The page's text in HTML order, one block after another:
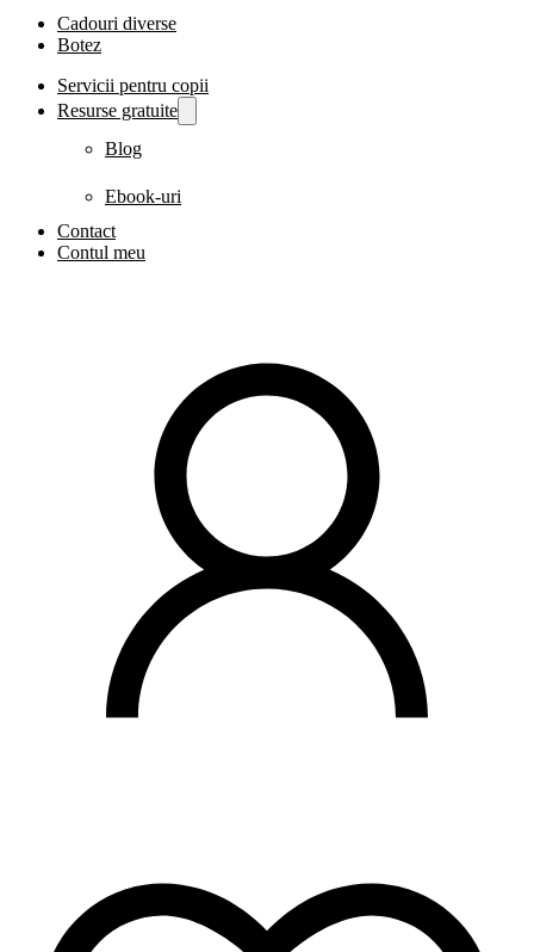
Cadouri diverse
Botez
Servicii pentru copii
Resurse gratuite
Blog
Ebook-uri
Contact
Contul meu